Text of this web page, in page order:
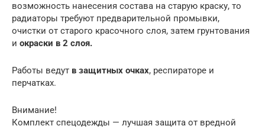
возможность нанесения состава на старую краску, то
радиаторы требуют предварительной промывки,
очистки от старого красочного слоя, затем грунтования
и окраски в 2 слоя.
Работы ведут в защитных очках, респираторе и
перчатках.
Внимание!
Комплект спецодежды — лучшая защита от вредной